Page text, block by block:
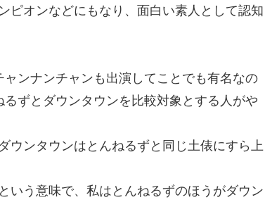
ピオンなどにもなり、面白い素人として認知
ンナンチャンも出演してことでも有名なの
ずとダウンタウンを比較対象とする人がや
ウンタウンはとんねるずと同じ土俵にすら上
いう意味で、私はとんねるずのほうがダウン